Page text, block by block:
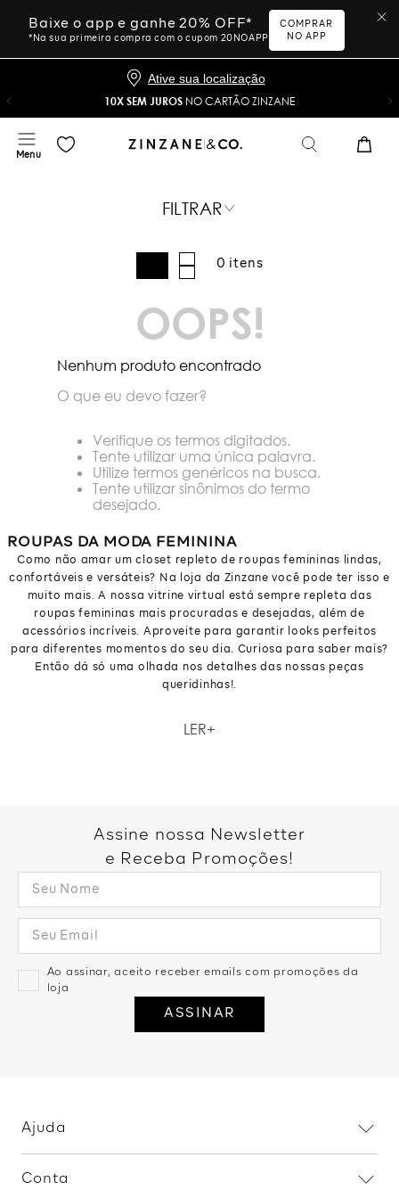
Baixe o app e ganhe 20% OFF*
*Na sua primeira compra com o cupom 20NOAPP
COMPRAR
NO APP
Ative sua localização
10X SEM JUROS NO CARTÃO ZINZANE
FILTRAR
0
OOPS!
Nenhum produto encontrado
O que eu devo fazer?
Verifique os termos digitados.
Tente utilizar uma única palavra.
Utilize termos genéricos na busca.
Tente utilizar sinônimos do termo
desejado.
ROUPAS DA MODA FEMININA
Como não amar um closet repleto de roupas femininas lindas,
confortáveis e versáteis? Na loja da Zinzane você pode ter isso e
muito mais. A nossa vitrine virtual está sempre repleta das
roupas femininas mais procuradas e desejadas, além de
acessórios incríveis. Aproveite para garantir looks perfeitos
para diferentes momentos do seu dia. Curiosa para saber mais?
Então dá só uma olhada nos detalhes das nossas peças
queridinhas!.
LER
Então dá só uma olhada nos detalhes das nossas peças
Assine nossa Newsletter
e Receba Promoções!
Ao assinar, aceito receber emails com promoções da
loja
ASSINAR
Ajuda
Conta